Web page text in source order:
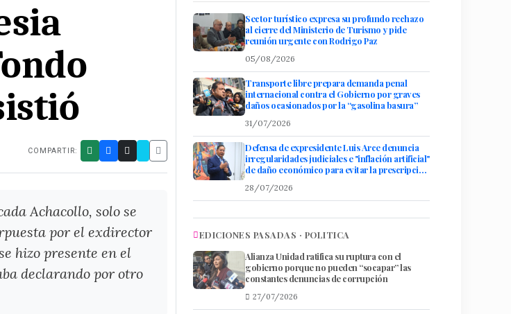
COMPARTIR:
Achacollo, solo se
por el exdirector
hizo presente en el
declarando por otro
Sector turístico expresa su profundo rechazo
al cierre del Ministerio de Turismo y pide
reunión urgente con Rodrigo Paz
05/08/2026
Transporte libre prepara demanda penal
internacional contra el Gobierno por graves
daños ocasionados por la “gasolina basura”
31/07/2026
Defensa de expresidente Luis Arce denuncia
irregularidades judiciales e "inflación artificial"
de daño económico para evitar la prescripción
28/07/2026
EDICIONES PASADAS · POLITICA
Alianza Unidad ratifica su ruptura con el
gobierno porque no pueden “socapar” las
constantes denuncias de corrupción
27/07/2026